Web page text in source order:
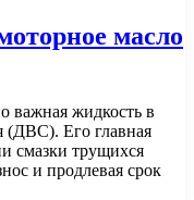
масло
важная жидкость в
(ДВС). Его главная
смазки трущихся
и продлевая срок